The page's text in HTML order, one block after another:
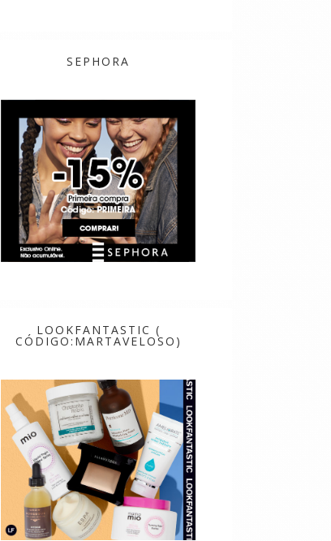
SEPHORA
LOOKFANTASTIC (
CÓDIGO:MARTAVELOSO)